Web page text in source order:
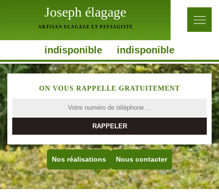
Joseph élagage
ARTISAN ELAGAGE ET PAYSAGISTE
indisponible indisponible
ON VOUS RAPPELLE GRATUITEMENT
Nos réalisations Nous contacter